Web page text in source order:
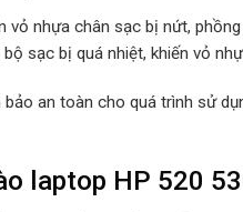
vỏ nhựa chân sạc bị nứt,
sạc bị quá nhiệt, khiến vỏ
bảo an toàn cho quá trình sử
laptop HP 520